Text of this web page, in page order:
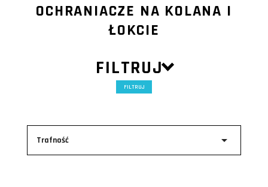
FILTRUJ
FILTRUJ
OCHRANIACZE NA KOLANA I
ŁOKCIE
Trafność 